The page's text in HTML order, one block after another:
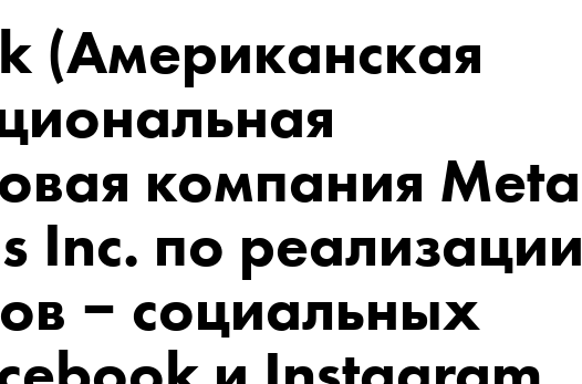
(Американская
компания Meta
Inc. по реализации
‒ социальных